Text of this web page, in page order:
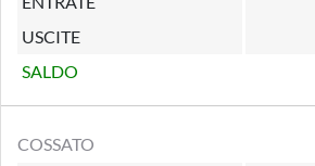
USCITE
SALDO
COSSATO